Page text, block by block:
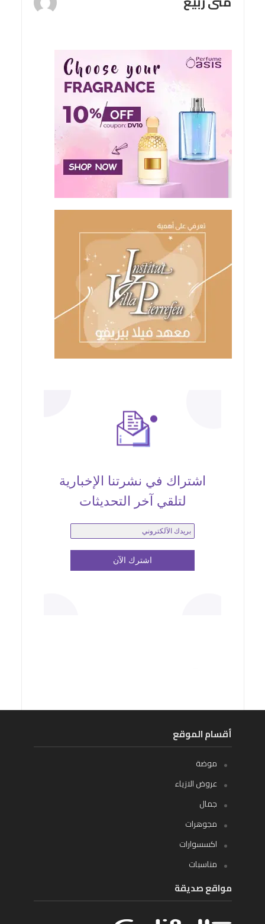
اشتراك في نشرتنا الإخبارية
لتلقي آخر التحديثات
أقسام الموقع
موضة
عروض الازياء
جمال
مجوهرات
اكسسوارات
مناسبات
مواقع صديقة